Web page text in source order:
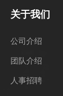
关于我们
公司介绍
团队介绍
人事招聘